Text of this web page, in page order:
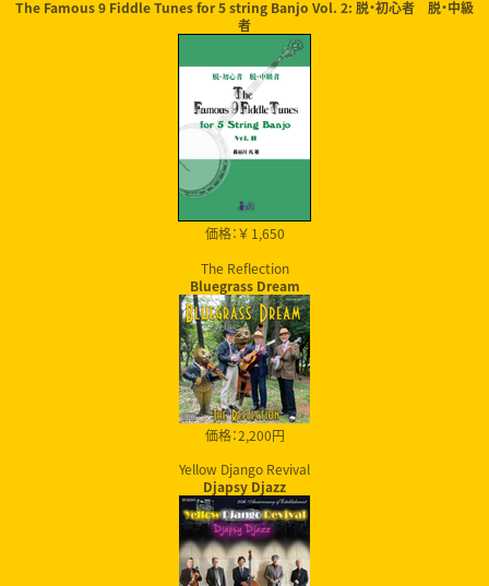
The Famous 9 Fiddle Tunes for 5 string Banjo Vol. 2: 脱・初心者 脱・中級
者
価格：￥ 1,650
The Reflection
Bluegrass Dream
価格：2,200円
Yellow Django Revival
Djapsy Djazz